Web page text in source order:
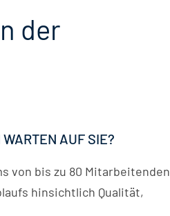
der
AUF SIE?
von bis zu 80 Mitarbeitenden
hinsichtlich Qualität,